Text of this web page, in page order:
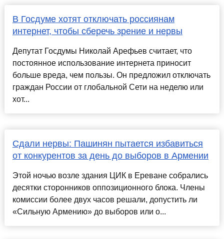
В Госдуме хотят отключать россиянам
интернет, чтобы сберечь зрение и нервы
Депутат Госдумы Николай Арефьев считает, что
постоянное использование интернета приносит
больше вреда, чем пользы. Он предложил отключать
граждан России от глобальной Сети на неделю или
хот...
Сдали нервы: Пашинян пытается избавиться
от конкурентов за день до выборов в Армении
Этой ночью возле здания ЦИК в Ереване собрались
десятки сторонников оппозиционного блока. Члены
комиссии более двух часов решали, допустить ли
«Сильную Армению» до выборов или о...